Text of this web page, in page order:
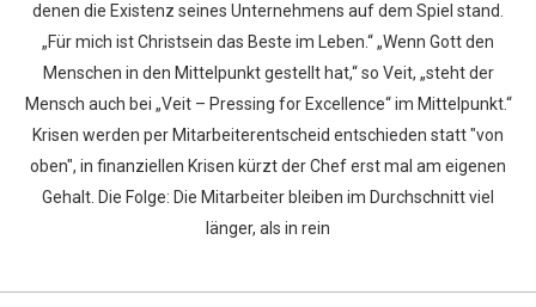
denen die Existenz seines Unternehmens auf dem Spiel stand.
„Für mich ist Christsein das Beste im Leben.“ „Wenn Gott den
Menschen in den Mittelpunkt gestellt hat,“ so Veit, „steht der
Mensch auch bei „Veit – Pressing for Excellence“ im Mittelpunkt.“
Krisen werden per Mitarbeiterentscheid entschieden statt "von
oben", in finanziellen Krisen kürzt der Chef erst mal am eigenen
Gehalt. Die Folge: Die Mitarbeiter bleiben im Durchschnitt viel
länger, als in rein